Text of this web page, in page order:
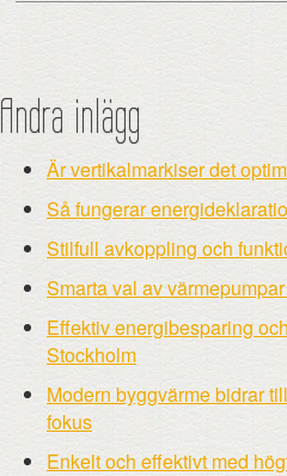
Andra inlägg
Är vertikalmarkiser det
Så fungerar
Stilfull avkoppling och
Smarta val av
Effektiv energibesparing
Stockholm
Modern byggvärme bidrar
fokus
Enkelt och effektivt med